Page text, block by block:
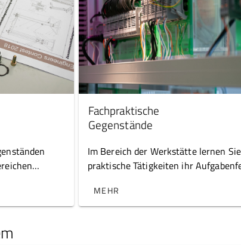
Fachpraktische
Gegenstände
Im Bereich der Werkstätte lernen
praktische Tätigkeiten ihr
MEHR